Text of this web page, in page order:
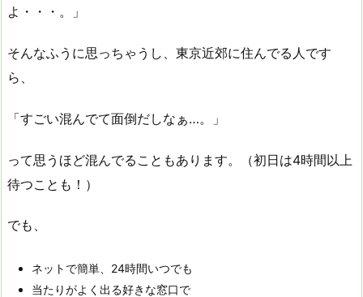
よ・・・。」
そんなふうに思っちゃうし、東京近郊に住んでる人です
ら、
「すごい混んでて面倒だしなぁ…。」
って思うほど混んでることもあります。（初日は4時間以上
待つことも！）
でも、
ネットで簡単、24時間いつでも
当たりがよく出る好きな窓口で